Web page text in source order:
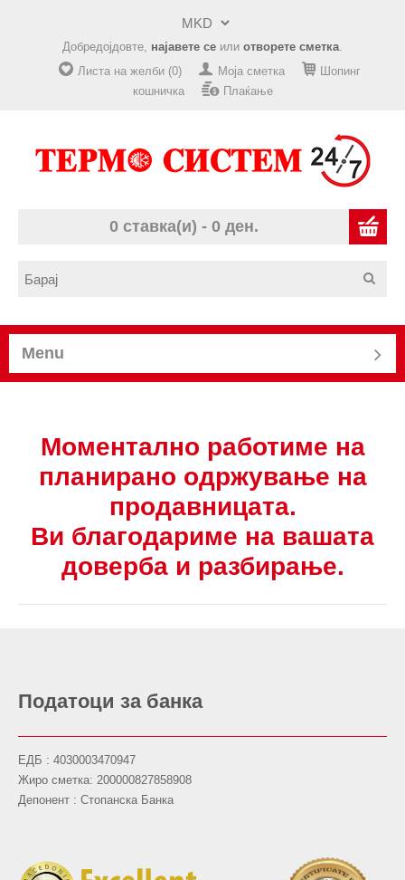
Добредојдовте, најавете се или отворете сметка.
Листа на желби (0)
Моја сметка
Шопинг
кошничка
Плаќање
0 ставка(и) - 0 ден.
Menu
Моментално работиме на
планирано одржување на
продавницата.
Ви благодариме на вашата
доверба и разбирање.
Податоци за банка
ЕДБ : 4030003470947
Жиро сметка: 200000827858908
Депонент : Стопанска Банка